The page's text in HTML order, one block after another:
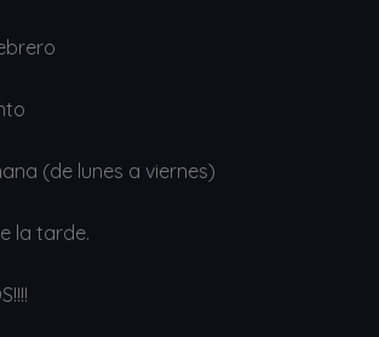
(de lunes a viernes)
la tarde.